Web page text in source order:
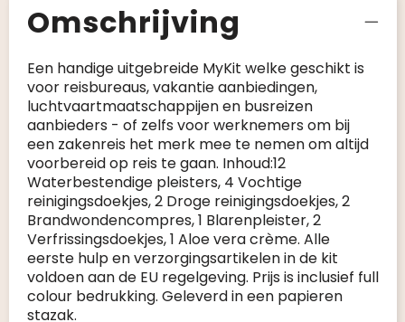
Omschrijving
Een handige uitgebreide MyKit welke geschikt is
voor reisbureaus, vakantie aanbiedingen,
luchtvaartmaatschappijen en busreizen
aanbieders - of zelfs voor werknemers om bij
een zakenreis het merk mee te nemen om altijd
voorbereid op reis te gaan. Inhoud:12
Waterbestendige pleisters, 4 Vochtige
reinigingsdoekjes, 2 Droge reinigingsdoekjes, 2
Brandwondencompres, 1 Blarenpleister, 2
Verfrissingsdoekjes, 1 Aloe vera crème. Alle
eerste hulp en verzorgingsartikelen in de kit
voldoen aan de EU regelgeving. Prijs is inclusief full
colour bedrukking. Geleverd in een papieren
stazak.